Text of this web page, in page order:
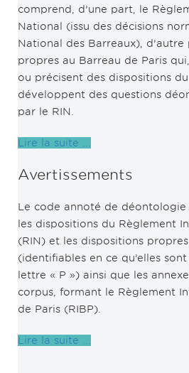
comprend, d’une part, le
National (issu des décisions
National des Barreaux),
propres au Barreau de Paris
ou précisent des dispositions
développent des questions
par le RIN.
Lire la suite ...
Avertissements
Le code annoté de déontologie
les dispositions du Règlement
(RIN) et les dispositions
(identifiables en ce qu’elles
lettre « P ») ainsi que les
corpus, formant le Règlement
de Paris (RIBP).
Lire la suite ...